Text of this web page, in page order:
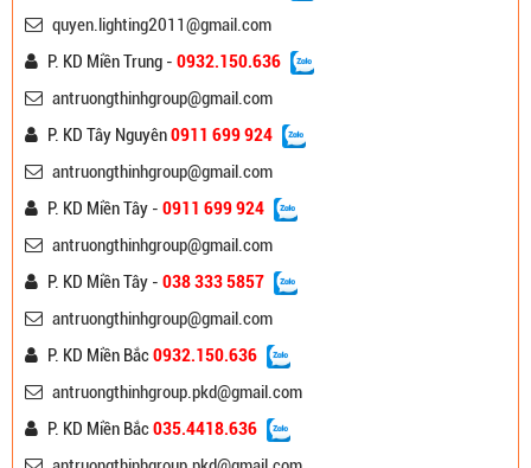
quyen.lighting2011@gmail.com
P. KD Miền Trung - 0932.150.636
antruongthinhgroup@gmail.com
P. KD Tây Nguyên0911 699 924
antruongthinhgroup@gmail.com
P. KD Miền Tây - 0911 699 924
antruongthinhgroup@gmail.com
P. KD Miền Tây - 038 333 5857
antruongthinhgroup@gmail.com
P. KD Miền Bắc0932.150.636
antruongthinhgroup.pkd@gmail.com
P. KD Miền Bắc035.4418.636